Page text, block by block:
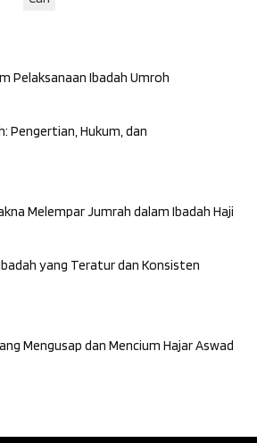
Pelaksanaan Ibadah Umroh
Pengertian, Hukum, dan
Melempar Jumrah dalam Ibadah Haji
yang Teratur dan Konsisten
Mengusap dan Mencium Hajar Aswad